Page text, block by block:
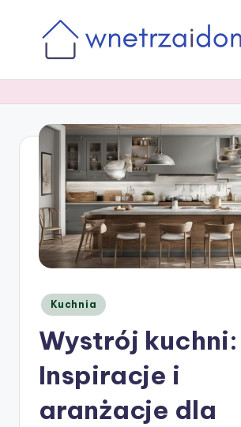
Posted
in
Kuchnia
Wystrój kuchni:
Inspiracje i
aranżacje dla